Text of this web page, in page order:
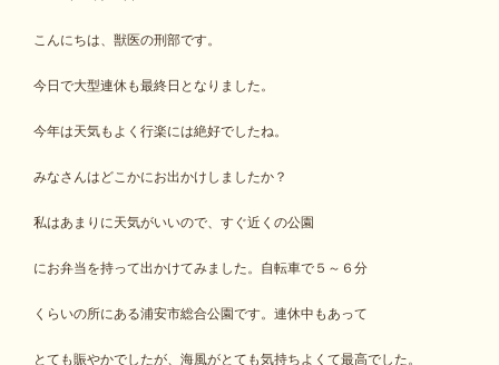
こんにちは、獣医の刑部です。
今日で大型連休も最終日となりました。
今年は天気もよく行楽には絶好でしたね。
みなさんはどこかにお出かけしましたか？
私はあまりに天気がいいので、すぐ近くの公園
にお弁当を持って出かけてみました。自転車で５～６分
くらいの所にある浦安市総合公園です。連休中もあって
とても賑やかでしたが、海風がとても気持ちよくて最高でした。